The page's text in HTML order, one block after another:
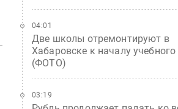
Две школы отремонтируют в
Хабаровске к началу учебного
(ФОТО)
04:01
03:19